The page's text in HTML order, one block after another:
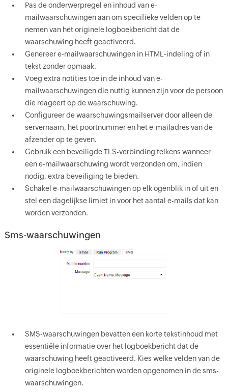
Pas de onderwerpregel en inhoud van e-
mailwaarschuwingen aan om specifieke velden op te
nemen van het originele logboekbericht dat de
waarschuwing heeft geactiveerd.
Genereer e-mailwaarschuwingen in HTML-indeling of in
tekst zonder opmaak.
Voeg extra notities toe in de inhoud van e-
mailwaarschuwingen die nuttig kunnen zijn voor de persoon
die reageert op de waarschuwing.
Configureer de waarschuwingsmailserver door alleen de
servernaam, het poortnummer en het e-mailadres van de
afzender op te geven.
Gebruik een beveiligde TLS-verbinding telkens wanneer
een e-mailwaarschuwing wordt verzonden om, indien
nodig, extra beveiliging te bieden.
Schakel e-mailwaarschuwingen op elk ogenblik in of uit en
stel een dagelijkse limiet in voor het aantal e-mails dat kan
worden verzonden.
Sms-waarschuwingen
SMS-waarschuwingen bevatten een korte tekstinhoud met
essentiële informatie over het logboekbericht dat de
waarschuwing heeft geactiveerd. Kies welke velden van de
originele logboekberichten worden opgenomen in de sms-
waarschuwingen.